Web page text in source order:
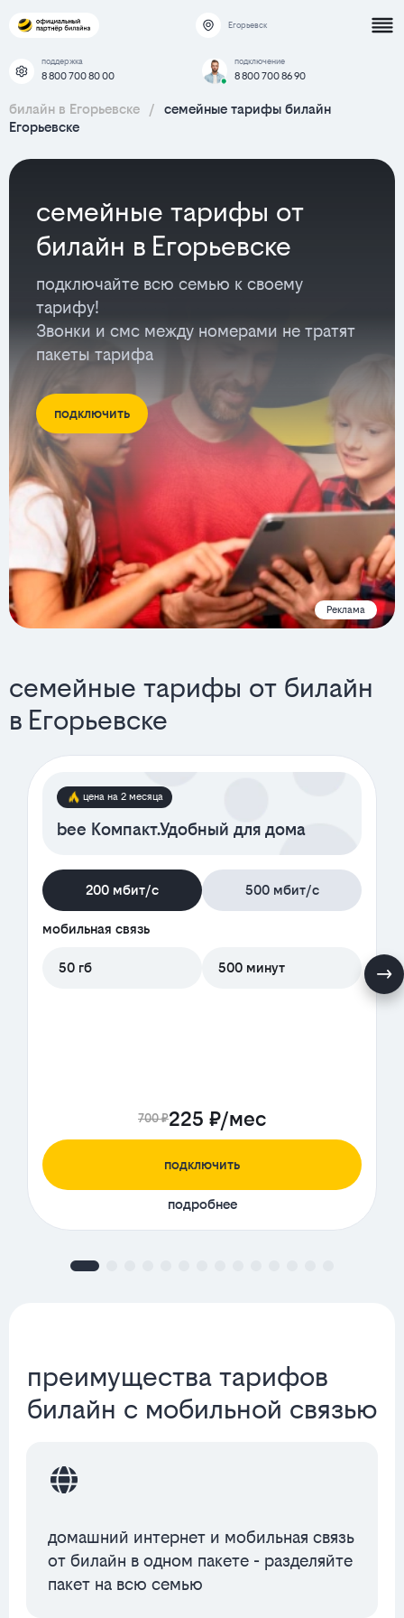
Егорьевск
поддержка
8 800 700 80 00
подключение
8 800 700 86 90
билайн в Егорьевске /
семейные тарифы билайн
Егорьевске
семейные тарифы от
билайн в Егорьевске
подключайте всю семью к своему
тарифу!
Звонки и смс между номерами не тратят
пакеты тарифа
подключить
Реклама
семейные тарифы от билайн
в Егорьевске
цена на 2 месяца
bee Компакт.Удобный для дома
200 мбит/с 500 мбит/с
мобильная связь
50 гб 500 минут
700 ₽225 ₽/мес
подключить
подробнее
преимущества тарифов
билайн с мобильной связью
домашний интернет и мобильная связь
от билайн в одном пакете - разделяйте
пакет на всю семью